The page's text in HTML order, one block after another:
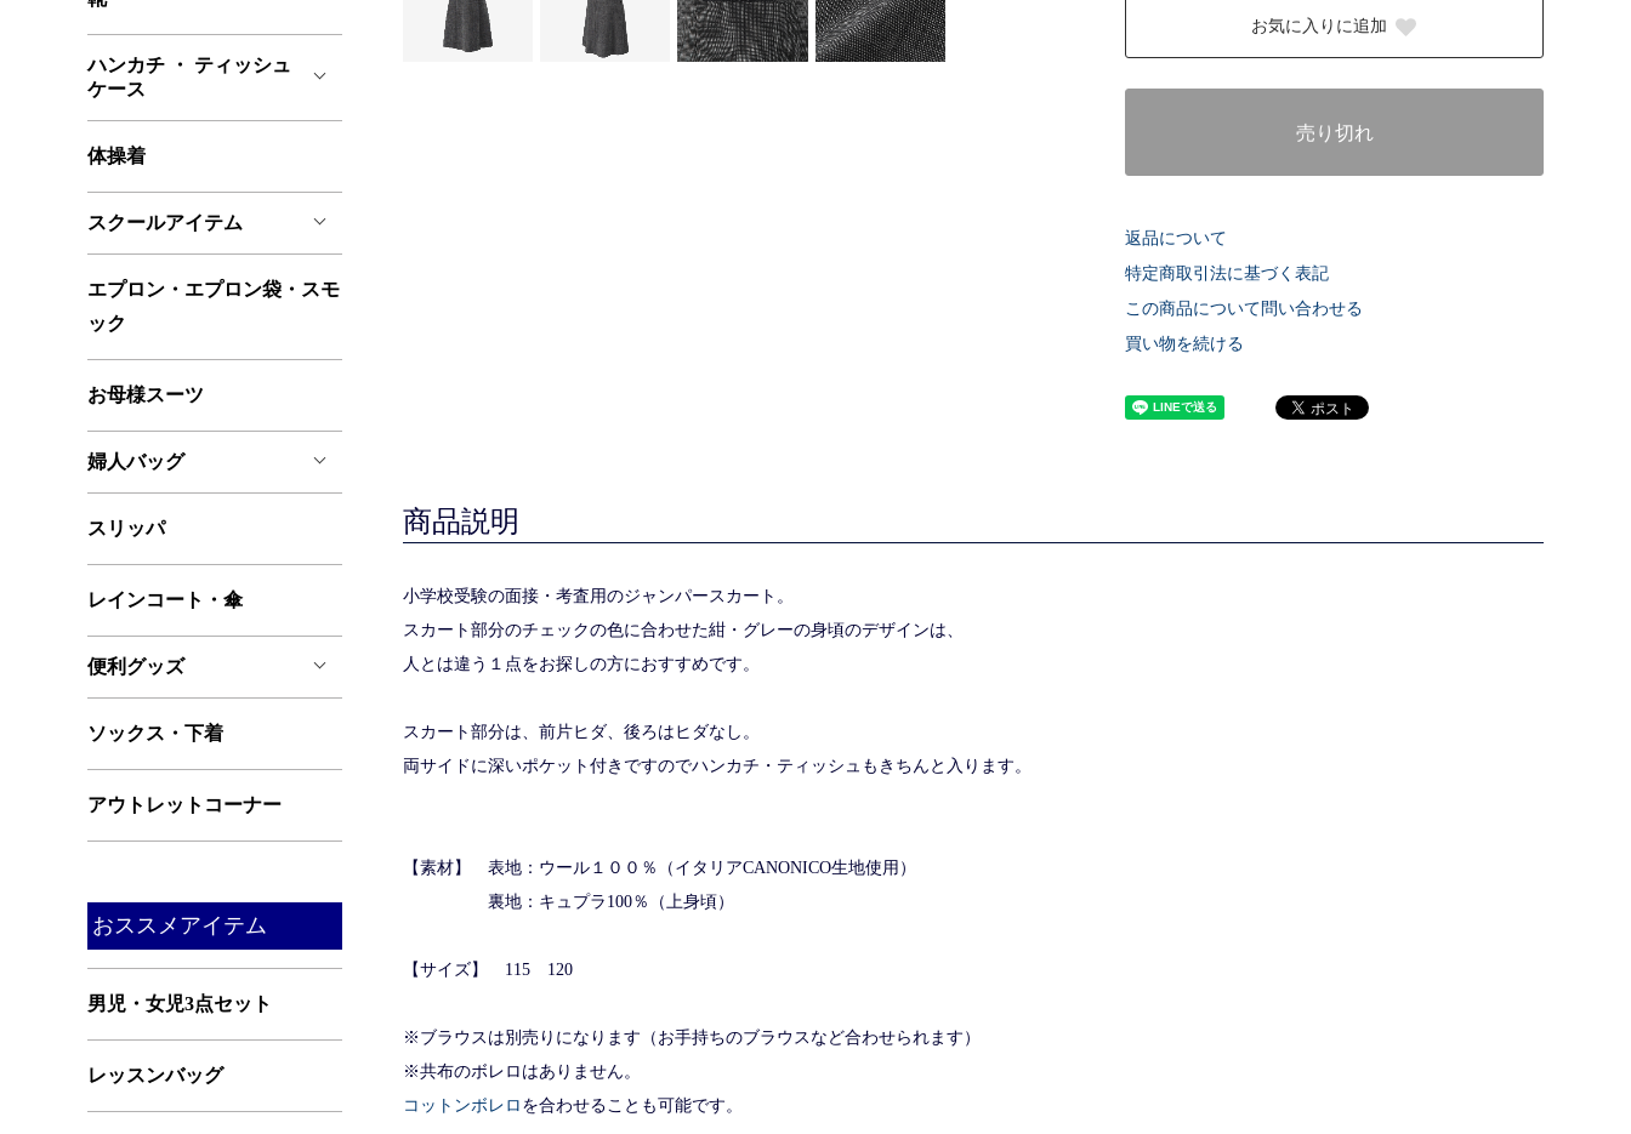
お気に入りに追加
売り切れ
返品について
特定商取引法に基づく表記
この商品について問い合わせる
買い物を続ける
商品説明
小学校受験の面接・考査用のジャンパースカート。
スカート部分のチェックの色に合わせた紺・グレーの身頃のデザインは、
人とは違う１点をお探しの方におすすめです。
スカート部分は、前片ヒダ、後ろはヒダなし。
両サイドに深いポケット付きですのでハンカチ・ティッシュもきちんと入ります。
【素材】 表地：ウール１００％（イタリアCANONICO生地使用）
裏地：キュプラ100％（上身頃）
【サイズ】 115 120
※ブラウスは別売りになります（お手持ちのブラウスなど合わせられます）
※共布のボレロはありません。
コットンボレロ を合わせることも可能です。
ハンカチ ・ ティッシュ
ケース
体操着
スクールアイテム
エプロン・エプロン袋・スモ
ック
お母様スーツ
婦人バッグ
スリッパ
レインコート・傘
便利グッズ
ソックス・下着
アウトレットコーナー
おススメアイテム
男児・女児3点セット
レッスンバッグ